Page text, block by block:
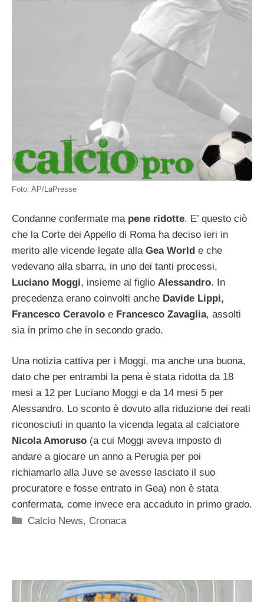
Foto: AP/LaPresse
Condanne confermate ma pene ridotte. E’ questo ciò
che la Corte dei Appello di Roma ha deciso ieri in
merito alle vicende legate alla Gea World e che
vedevano alla sbarra, in uno dei tanti processi,
Luciano Moggi, insieme al figlio Alessandro. In
precedenza erano coinvolti anche Davide Lippi,
Francesco Ceravolo e Francesco Zavaglia, assolti
sia in primo che in secondo grado.
Una notizia cattiva per i Moggi, ma anche una buona,
dato che per entrambi la pena è stata ridotta da 18
mesi a 12 per Luciano Moggi e da 14 mesi 5 per
Alessandro. Lo sconto è dovuto alla riduzione dei reati
riconosciuti in quanto la vicenda legata al calciatore
Nicola Amoruso (a cui Moggi aveva imposto di
andare a giocare un anno a Perugia per poi
richiamarlo alla Juve se avesse lasciato il suo
procuratore e fosse entrato in Gea) non è stata
confermata, come invece era accaduto in primo grado.
Categorie
Calcio News, Cronaca